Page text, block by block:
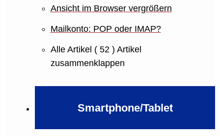
Ansicht im Browser vergrößern
Mailkonto: POP oder IMAP?
Alle Artikel ( 52 ) Artikel
zusammenklappen
Smartphone/Tablet